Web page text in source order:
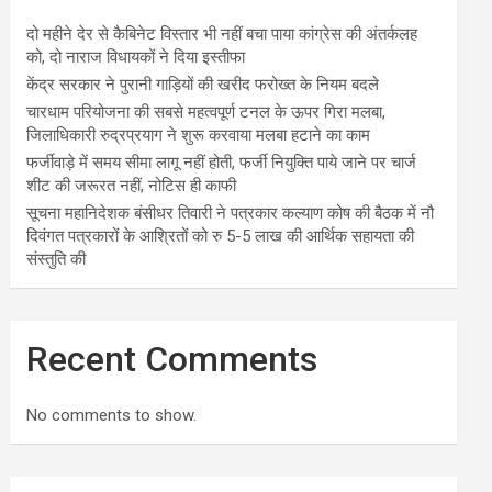
दो महीने देर से कैबिनेट विस्तार भी नहीं बचा पाया कांग्रेस की अंतर्कलह
को, दो नाराज विधायकों ने दिया इस्तीफा
केंद्र सरकार ने पुरानी गाड़ियों की खरीद फरोख्त के नियम बदले
चारधाम परियोजना की सबसे महत्वपूर्ण टनल के ऊपर गिरा मलबा,
जिलाधिकारी रुद्रप्रयाग ने शुरू करवाया मलबा हटाने का काम
फर्जीवाड़े में समय सीमा लागू नहीं होती, फर्जी नियुक्ति पाये जाने पर चार्ज
शीट की जरूरत नहीं, नोटिस ही काफी
सूचना महानिदेशक बंसीधर तिवारी ने पत्रकार कल्याण कोष की बैठक में नौ
दिवंगत पत्रकारों के आश्रितों को रु 5-5 लाख की आर्थिक सहायता की
संस्तुति की
Recent Comments
No comments to show.